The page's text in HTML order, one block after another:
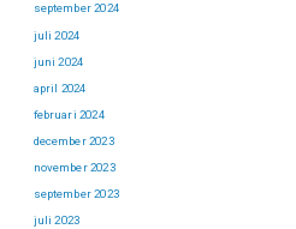
september 2024
juli 2024
juni 2024
april 2024
februari 2024
december 2023
november 2023
september 2023
juli 2023